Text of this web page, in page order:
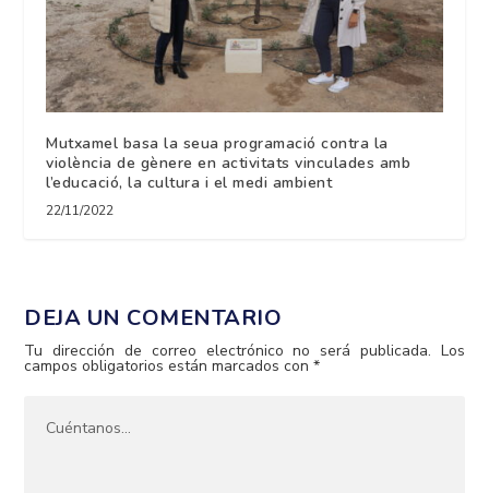
Mutxamel basa la seua programació contra la
violència de gènere en activitats vinculades amb
l’educació, la cultura i el medi ambient
22/11/2022
DEJA UN COMENTARIO
Tu dirección de correo electrónico no será publicada. Los
campos obligatorios están marcados con*